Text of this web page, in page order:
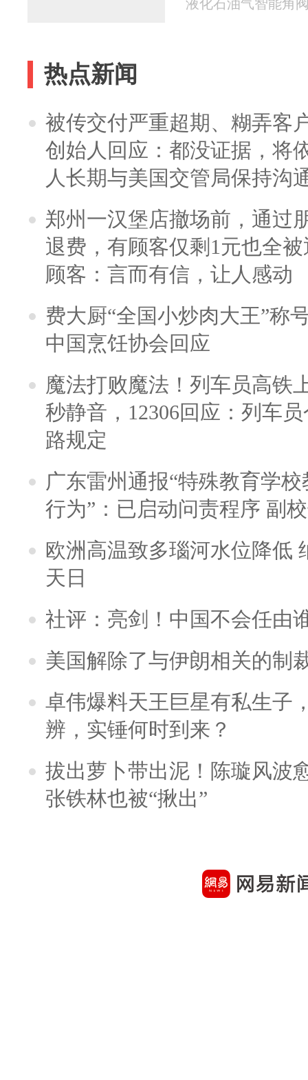
液化石油气智能角
热点新闻
被传交付严重超期、糊弄客
创始人回应：都没证据，将
人长期与美国交管局保持沟
郑州一汉堡店撤场前，通过
退费，有顾客仅剩1元也全
顾客：言而有信，让人感动
费大厨“全国小炒肉大王”称
中国烹饪协会回应
魔法打败魔法！列车员高铁
秒静音，12306回应：列车
路规定
广东雷州通报“特殊教育学
行为”：已启动问责程序 副
欧洲高温致多瑙河水位降低
天日
社评：亮剑！中国不会任由
美国解除了与伊朗相关的制
卓伟爆料天王巨星有私生子
辨，实锤何时到来？
拔出萝卜带出泥！陈璇风波
张铁林也被“揪出”